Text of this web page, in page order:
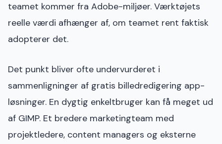
teamet kommer fra Adobe-miljøer. Værktøjets
reelle værdi afhænger af, om teamet rent faktisk
adopterer det.
Det punkt bliver ofte undervurderet i
sammenligninger af gratis billedredigering app-
løsninger. En dygtig enkeltbruger kan få meget ud
af GIMP. Et bredere marketingteam med
projektledere, content managers og eksterne